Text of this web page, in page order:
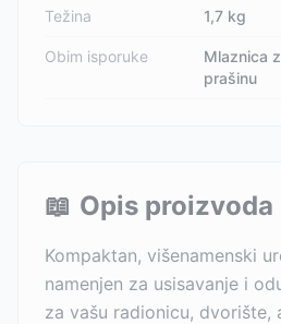
Težina 1,7 kg
Obim isporuke
Mlaznica
prašinu
📖 Opis proizvoda
Kompaktan, višenamenski
namenjen za usisavanje i
za vašu radionicu, dvorište,